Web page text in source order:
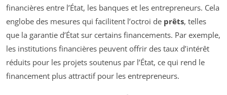
financières entre l’État, les banques et les entrepreneurs. Cela
englobe des mesures qui facilitent l’octroi de prêts, telles
que la garantie d’État sur certains financements. Par exemple,
les institutions financières peuvent offrir des taux d’intérêt
réduits pour les projets soutenus par l’État, ce qui rend le
financement plus attractif pour les entrepreneurs.